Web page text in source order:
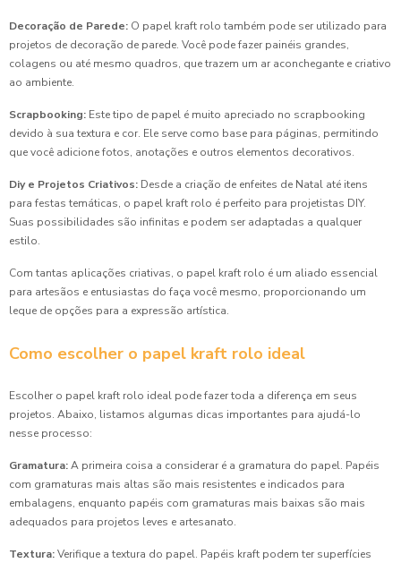
Decoração de Parede: O papel kraft rolo também pode ser utilizado para
projetos de decoração de parede. Você pode fazer painéis grandes,
colagens ou até mesmo quadros, que trazem um ar aconchegante e criativo
ao ambiente.
Scrapbooking: Este tipo de papel é muito apreciado no scrapbooking
devido à sua textura e cor. Ele serve como base para páginas, permitindo
que você adicione fotos, anotações e outros elementos decorativos.
Diy e Projetos Criativos: Desde a criação de enfeites de Natal até itens
para festas temáticas, o papel kraft rolo é perfeito para projetistas DIY.
Suas possibilidades são infinitas e podem ser adaptadas a qualquer
estilo.
Com tantas aplicações criativas, o papel kraft rolo é um aliado essencial
para artesãos e entusiastas do faça você mesmo, proporcionando um
leque de opções para a expressão artística.
Como escolher o papel kraft rolo ideal
Escolher o papel kraft rolo ideal pode fazer toda a diferença em seus
projetos. Abaixo, listamos algumas dicas importantes para ajudá-lo
nesse processo:
Gramatura:A primeira coisa a considerar é a gramatura do papel. Papéis
com gramaturas mais altas são mais resistentes e indicados para
embalagens, enquanto papéis com gramaturas mais baixas são mais
adequados para projetos leves e artesanato.
Textura:Verifique a textura do papel. Papéis kraft podem ter superfícies